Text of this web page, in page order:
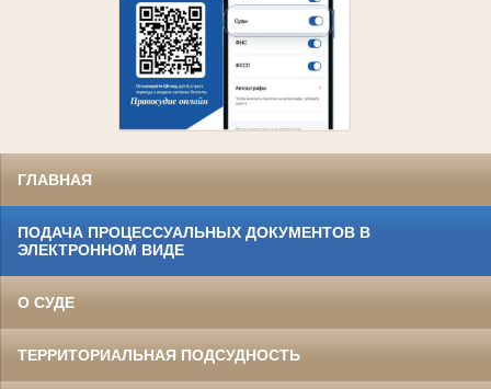
ГЛАВНАЯ
ПОДАЧА ПРОЦЕССУАЛЬНЫХ ДОКУМЕНТОВ В
ЭЛЕКТРОННОМ ВИДЕ
О СУДЕ
ТЕРРИТОРИАЛЬНАЯ ПОДСУДНОСТЬ